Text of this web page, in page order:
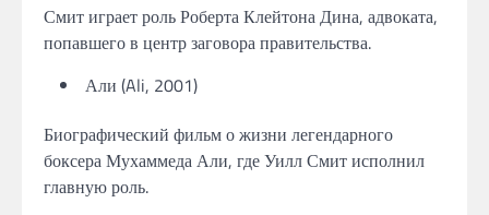
Смит играет роль Роберта Клейтона Дина, адвоката,
попавшего в центр заговора правительства.
Али (Ali, 2001)
Биографический фильм о жизни легендарного
боксера Мухаммеда Али, где Уилл Смит исполнил
главную роль.